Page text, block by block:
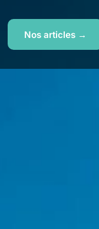
Nos articles →